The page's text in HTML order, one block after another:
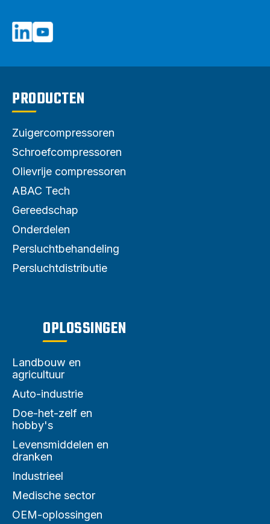
PRODUCTEN
Zuigercompressoren
Schroefcompressoren
Olievrije compressoren
ABAC Tech
Gereedschap
Onderdelen
Persluchtbehandeling
Persluchtdistributie
OPLOSSINGEN
Landbouw en
agricultuur
Auto-industrie
Doe-het-zelf en
hobby's
Levensmiddelen en
dranken
Industrieel
Medische sector
OEM-oplossingen